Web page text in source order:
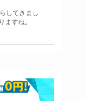
してきまし
ますね。